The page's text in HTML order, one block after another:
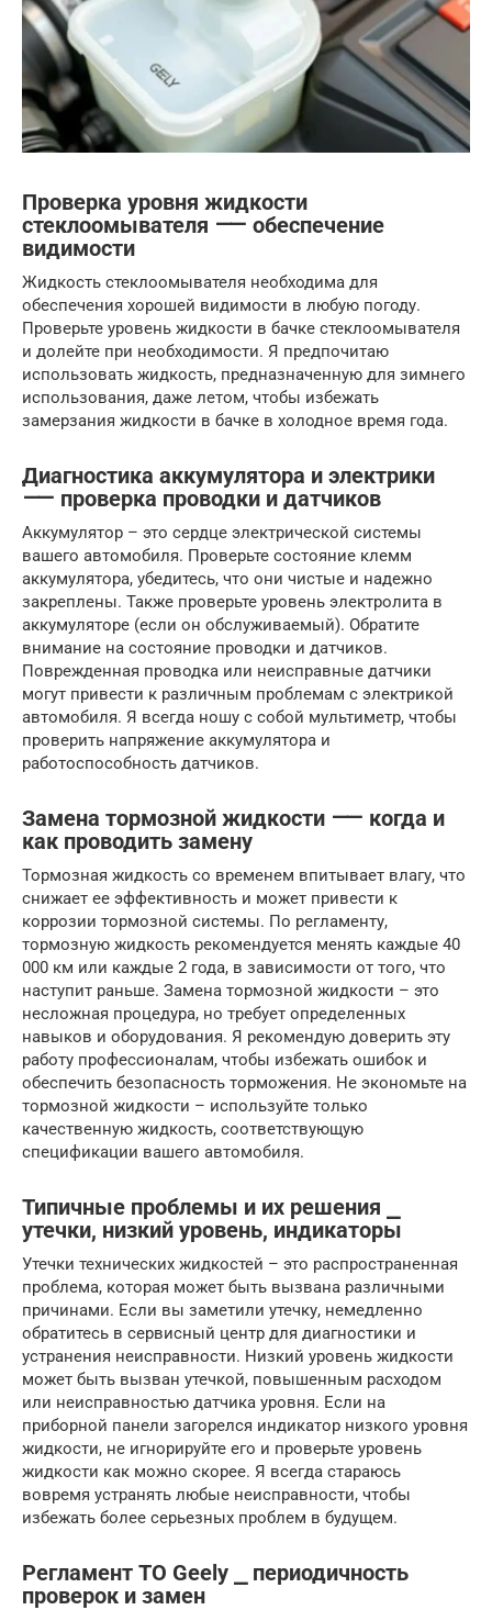
Проверка уровня жидкости
стеклоомывателя ⸺ обеспечение
видимости
Жидкость стеклоомывателя необходима для
обеспечения хорошей видимости в любую погоду.
Проверьте уровень жидкости в бачке стеклоомывателя
и долейте при необходимости. Я предпочитаю
использовать жидкость, предназначенную для зимнего
использования, даже летом, чтобы избежать
замерзания жидкости в бачке в холодное время года.
Диагностика аккумулятора и электрики
⸺ проверка проводки и датчиков
Аккумулятор – это сердце электрической системы
вашего автомобиля. Проверьте состояние клемм
аккумулятора, убедитесь, что они чистые и надежно
закреплены. Также проверьте уровень электролита в
аккумуляторе (если он обслуживаемый). Обратите
внимание на состояние проводки и датчиков.
Поврежденная проводка или неисправные датчики
могут привести к различным проблемам с электрикой
автомобиля. Я всегда ношу с собой мультиметр, чтобы
проверить напряжение аккумулятора и
работоспособность датчиков.
Замена тормозной жидкости ⸺ когда и
как проводить замену
Тормозная жидкость со временем впитывает влагу, что
снижает ее эффективность и может привести к
коррозии тормозной системы. По регламенту,
тормозную жидкость рекомендуется менять каждые 40
000 км или каждые 2 года, в зависимости от того, что
наступит раньше. Замена тормозной жидкости – это
несложная процедура, но требует определенных
навыков и оборудования. Я рекомендую доверить эту
работу профессионалам, чтобы избежать ошибок и
обеспечить безопасность торможения. Не экономьте на
тормозной жидкости – используйте только
качественную жидкость, соответствующую
спецификации вашего автомобиля.
Типичные проблемы и их решения ⎯
утечки, низкий уровень, индикаторы
Утечки технических жидкостей – это распространенная
проблема, которая может быть вызвана различными
причинами. Если вы заметили утечку, немедленно
обратитесь в сервисный центр для диагностики и
устранения неисправности. Низкий уровень жидкости
может быть вызван утечкой, повышенным расходом
или неисправностью датчика уровня. Если на
приборной панели загорелся индикатор низкого уровня
жидкости, не игнорируйте его и проверьте уровень
жидкости как можно скорее. Я всегда стараюсь
вовремя устранять любые неисправности, чтобы
избежать более серьезных проблем в будущем.
Регламент ТО Geely ⎯ периодичность
проверок и замен